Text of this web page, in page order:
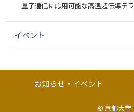
ン
量子通信に応用可能な高温超伝導テ
イベント
© 京都大学
お知らせ・イベント